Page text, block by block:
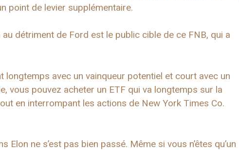
point de levier supplémentaire.
détriment de Ford est le public cible de ce FNB, qui a
longtemps avec un vainqueur potentiel et court avec un
vous pouvez acheter un ETF qui va longtemps sur la
en interrompant les actions de New York Times Co.
ne s’est pas bien passé. Même si vous n’êtes qu’un